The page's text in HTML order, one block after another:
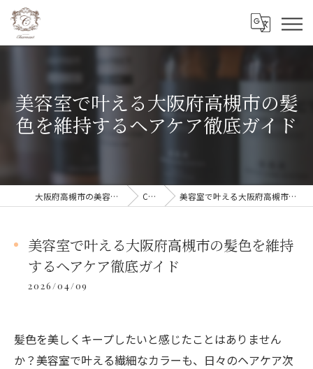
美容室で叶える大阪府高槻市の髪
色を維持するヘアケア徹底ガイド
大阪府高槻市の美容室ならCharmant シェルマン COLUMN 美容室で叶える大阪府高槻市の髪色を維持するヘアケア徹底ガイド
美容室で叶える大阪府高槻市の髪色を維持
するヘアケア徹底ガイド
2026/04/09
髪色を美しくキープしたいと感じたことはありません
か？美容室で叶える繊細なカラーも、日々のヘアケア次